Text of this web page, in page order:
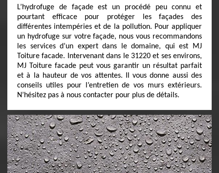
L’hydrofuge de façade est un procédé peu connu et
pourtant efficace pour protéger les façades des
différentes intempéries et de la pollution. Pour appliquer
un hydrofuge sur votre façade, nous vous recommandons
les services d’un expert dans le domaine, qui est MJ
Toiture facade. Intervenant dans le 31220 et ses environs,
MJ Toiture facade peut vous garantir un résultat parfait
et à la hauteur de vos attentes. Il vous donne aussi des
conseils utiles pour l’entretien de vos murs extérieurs.
N’hésitez pas à nous contacter pour plus de détails.